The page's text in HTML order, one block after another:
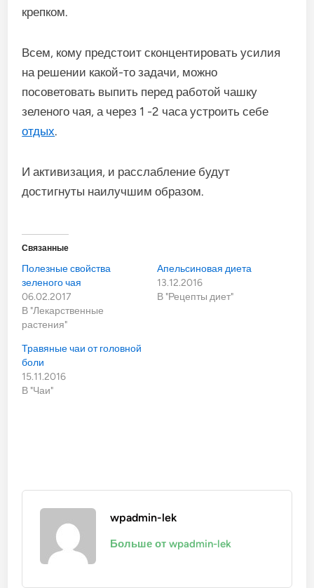
крепком.
Всем, кому предстоит сконцентировать усилия
на решении какой-то задачи, можно
посоветовать выпить перед работой чашку
зеленого чая, а через 1 -2 часа устроить себе
отдых.
И активизация, и рас­слабление будут
достигнуты наилучшим образом.
Связанные
Полезные свойства
зеленого чая
06.02.2017
В "Лекарственные
растения"
Апельсиновая диета
13.12.2016
В "Рецепты диет"
Травяные чаи от головной
боли
15.11.2016
В "Чаи"
wpadmin-lek
Больше от wpadmin-lek